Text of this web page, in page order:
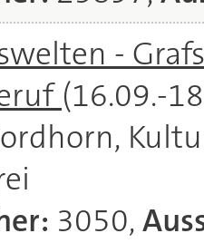
-
(16.09.-
3050,